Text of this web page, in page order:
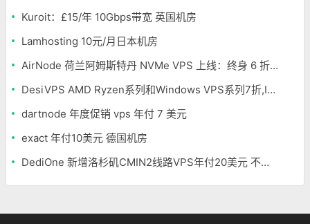
Kuroit：£15/年 10Gbps带宽 英国机房
Lamhosting 10元/月日本机房
AirNode 荷兰阿姆斯特丹 NVMe VPS 上线：终身 6 折，€1.99/月起，2.5Tbit/s DDoS 防护
DesiVPS AMD Ryzen系列和Windows VPS系列7折,Intel系列年付11.6美元
dartnode 年度促销 vps 年付 7 美元
exact 年付10美元 德国机房
DediOne 新增洛杉矶CMIN2线路VPS年付20美元 不限流量